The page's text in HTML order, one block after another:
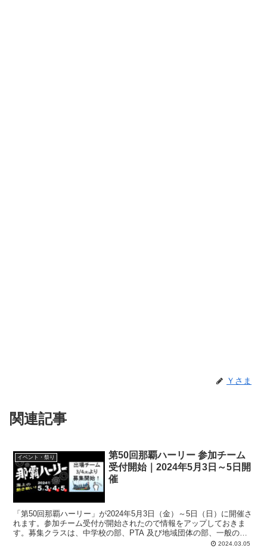
Ｙさま
関連記事
イベント・祭り
第50回那覇ハーリー 参加チーム
受付開始｜2024年5月3日～5日開
催
「第50回那覇ハーリー」が2024年5月3日（金）～5日（日）に開催さ
れます。参加チーム受付が開始されたので情報をアップしておきま
す。募集クラスは、中学校の部、PTA 及び地域団体の部、一般の部A
2024.03.05